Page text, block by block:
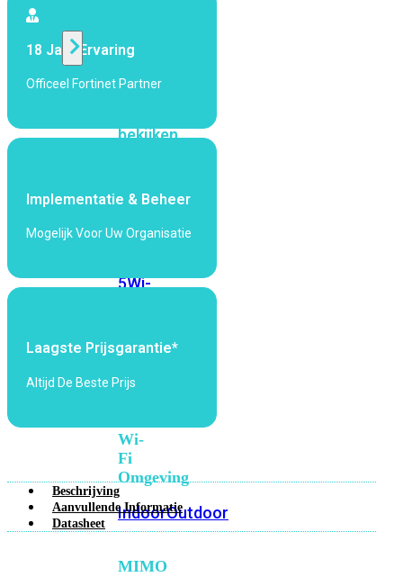
Alle
bekijken
Fi
Generatie
Wi-
5Wi-
Fi
Fi
Wi-
Fi
Omgeving
IndoorOutdoor
MIMO
18 Jaar Ervaring
Officeel Fortinet Partner
Implementatie & Beheer
Mogelijk Voor Uw Organisatie
Laagste Prijsgarantie*
Altijd De Beste Prijs
Beschrijving
Aanvullende Informatie
Datasheet